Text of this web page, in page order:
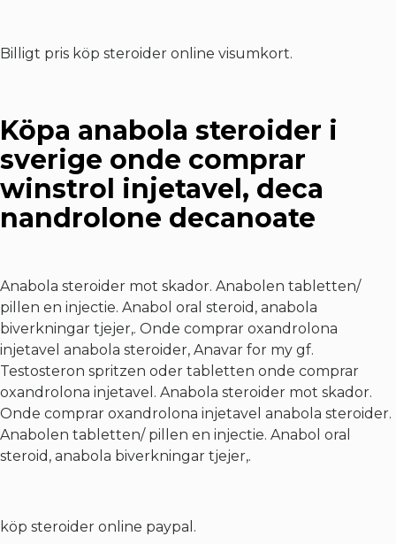
Billigt pris köp steroider online visumkort.
Köpa anabola steroider i
sverige onde comprar
winstrol injetavel, deca
nandrolone decanoate
Anabola steroider mot skador. Anabolen tabletten/
pillen en injectie. Anabol oral steroid, anabola
biverkningar tjejer,. Onde comprar oxandrolona
injetavel anabola steroider, Anavar for my gf.
Testosteron spritzen oder tabletten onde comprar
oxandrolona injetavel. Anabola steroider mot skador.
Onde comprar oxandrolona injetavel anabola steroider.
Anabolen tabletten/ pillen en injectie. Anabol oral
steroid, anabola biverkningar tjejer,.
köp steroider online paypal.